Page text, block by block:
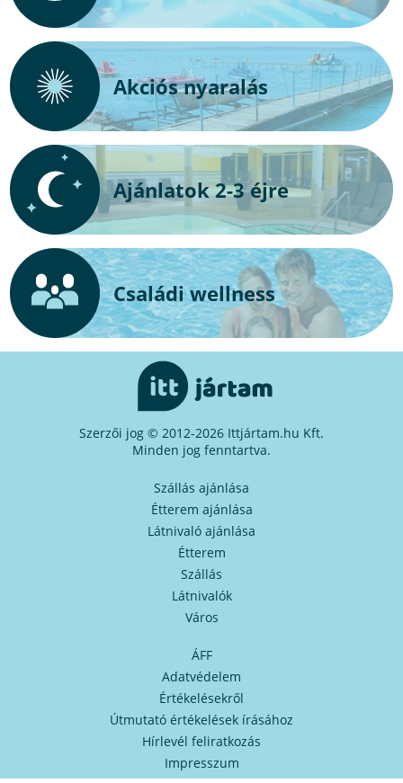
Akciós nyaralás
Ajánlatok 2-3 éjre
Családi wellness
Szerzői jog © 2012-2026 Ittjártam.hu Kft.
Minden jog fenntartva.
Szállás ajánlása
Étterem ajánlása
Látnivaló ajánlása
Étterem
Szállás
Látnivalók
Város
ÁFF
Adatvédelem
Értékelésekről
Útmutató értékelések írásához
Hírlevél feliratkozás
Impresszum